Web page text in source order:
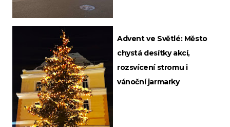
Advent ve Světlé: Město
chystá desítky akcí,
rozsvícení stromu i
vánoční jarmarky